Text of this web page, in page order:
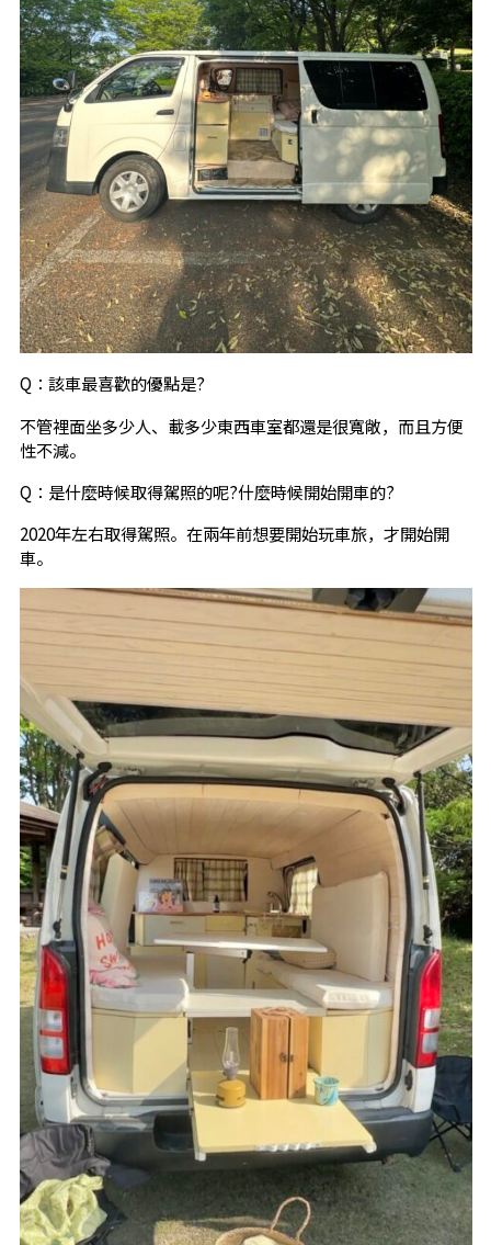
Q：該車最喜歡的優點是?
不管裡面坐多少人、載多少東西車室都還是很寬敞，而且方便
性不減。
Q：是什麼時候取得駕照的呢?什麼時候開始開車的?
2020年左右取得駕照。在兩年前想要開始玩車旅，才開始開
車。